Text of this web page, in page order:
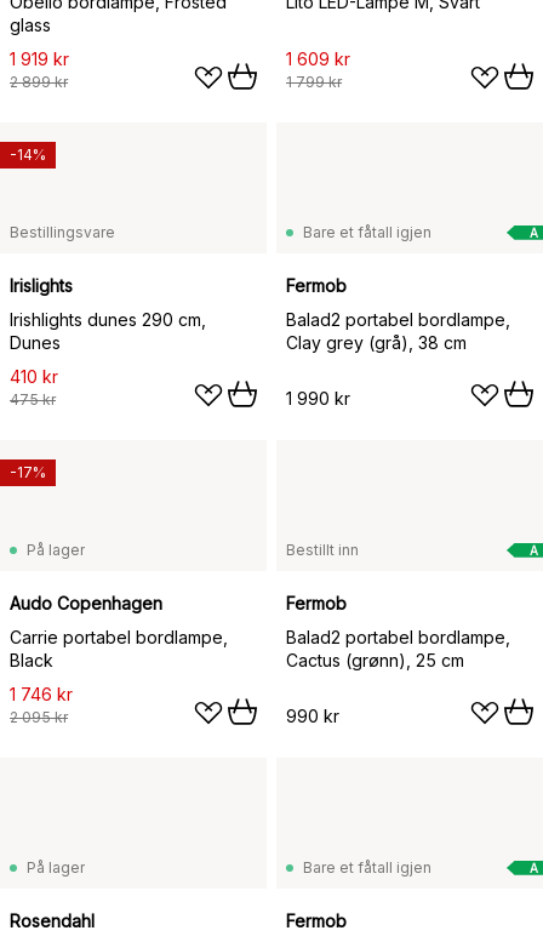
glass
1 919 kr
2 899 kr
1 609 kr
1 799 kr
Bestillingsvare
Irislights
Irishlights dunes 290 cm,
Dunes
410 kr
475 kr
-14%
A
Bare et fåtall igjen
Fermob
Balad2 portabel bordlampe,
Clay grey (grå), 38 cm
1 990 kr
På lager
Audo Copenhagen
Carrie portabel bordlampe,
Black
1 746 kr
2 095 kr
-17%
A
Bestillt inn
Fermob
Balad2 portabel bordlampe,
Cactus (grønn), 25 cm
990 kr
På lager
Rosendahl
A
Bare et fåtall igjen
Fermob